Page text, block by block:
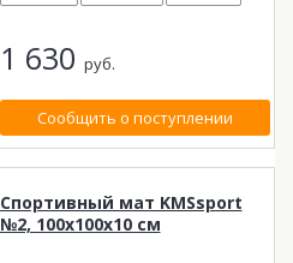
1 630 руб.
Сообщить о поступлении
Спортивный мат KMSsport
№2, 100х100х10 см